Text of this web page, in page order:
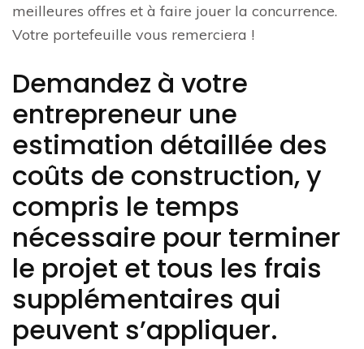
meilleures offres et à faire jouer la concurrence.
Votre portefeuille vous remerciera !
Demandez à votre
entrepreneur une
estimation détaillée des
coûts de construction, y
compris le temps
nécessaire pour terminer
le projet et tous les frais
supplémentaires qui
peuvent s’appliquer.